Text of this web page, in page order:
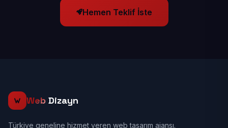
Hemen Teklif İste
Web Dizayn
Türkiye geneline hizmet veren web tasarım ajansı.